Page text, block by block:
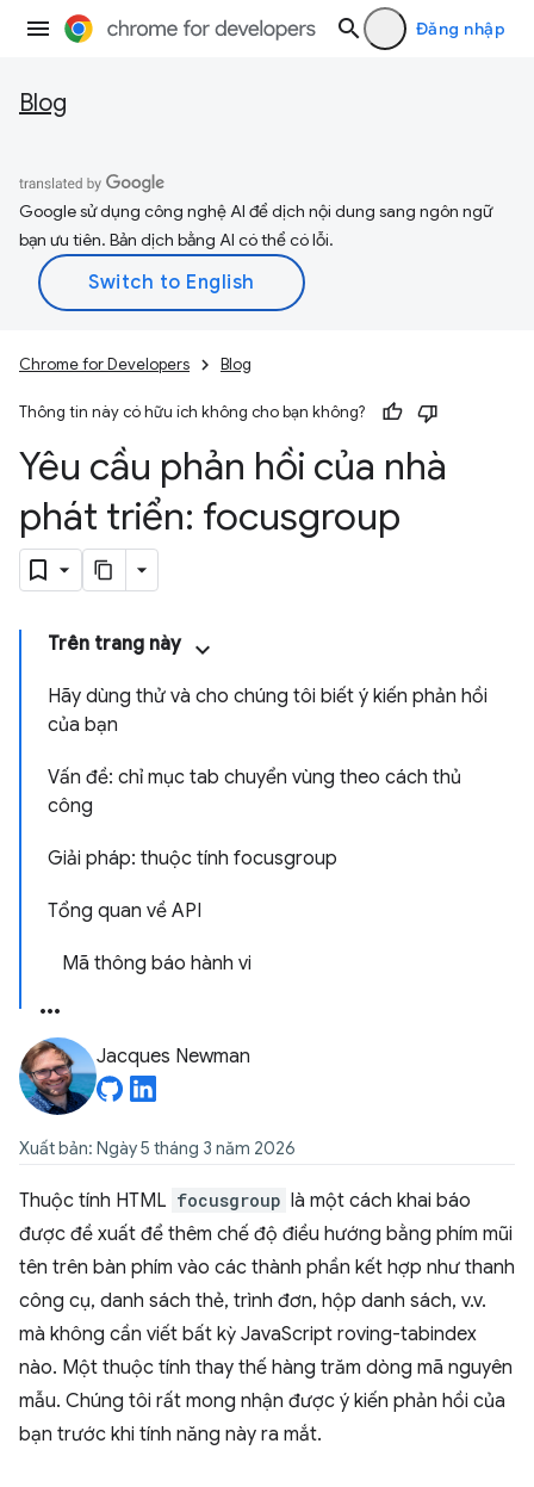
Đăng nhập
Blog
Google sử dụng công nghệ AI để dịch nội dung sang ngôn ngữ
bạn ưu tiên. Bản dịch bằng AI có thể có lỗi.
Chrome for Developers Blog
Thông tin này có hữu ích không cho bạn không?
Yêu cầu phản hồi của nhà
phát triển: focusgroup
Trên trang này
Hãy dùng thử và cho chúng tôi biết ý kiến phản hồi
của bạn
Vấn đề: chỉ mục tab chuyển vùng theo cách thủ
công
Giải pháp: thuộc tính focusgroup
Tổng quan về API
Mã thông báo hành vi
Jacques Newman
Xuất bản: Ngày 5 tháng 3 năm 2026
Thuộc tính HTML focusgroup là một cách khai báo
được đề xuất để thêm chế độ điều hướng bằng phím mũi
tên trên bàn phím vào các thành phần kết hợp như thanh
công cụ, danh sách thẻ, trình đơn, hộp danh sách, v.v.
mà không cần viết bất kỳ JavaScript roving-tabindex
nào. Một thuộc tính thay thế hàng trăm dòng mã nguyên
mẫu. Chúng tôi rất mong nhận được ý kiến phản hồi của
bạn trước khi tính năng này ra mắt.